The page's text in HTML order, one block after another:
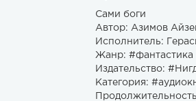
Сами боги
Автор: Азимов
Исполнитель:
Жанр: #фантастика
Издательство:
Категория: